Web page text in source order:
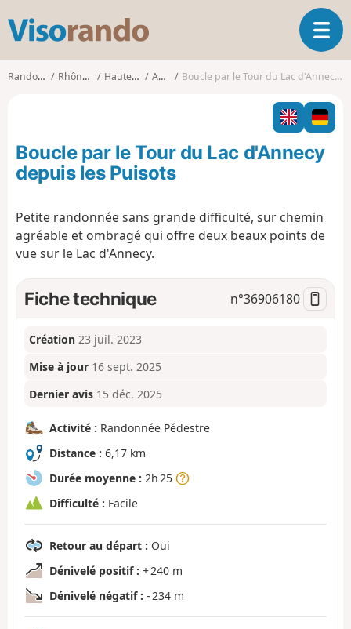
s
o
o
O
u
i
r
l
a
i
g
i
Randonnées Rhône-Alpes Haute-Savoie Annecy Boucle par le Tour du Lac d'Annecy depuis les Puisots
Boucle par le Tour du Lac d'Annecy
depuis les Puisots
Petite randonnée sans grande difficulté, sur chemin
agréable et ombragé qui offre deux beaux points de
vue sur le Lac d'Annecy.
Fiche technique n°36906180
Création 23 juil. 2023
Mise à jour 16 sept. 2025
Dernier avis 15 déc. 2025
Activité : Randonnée Pédestre
Distance : 6,17 km
Durée moyenne : 2h 25
Difficulté : Facile
Retour au départ : Oui
Dénivelé positif : + 240 m
Dénivelé négatif : - 234 m